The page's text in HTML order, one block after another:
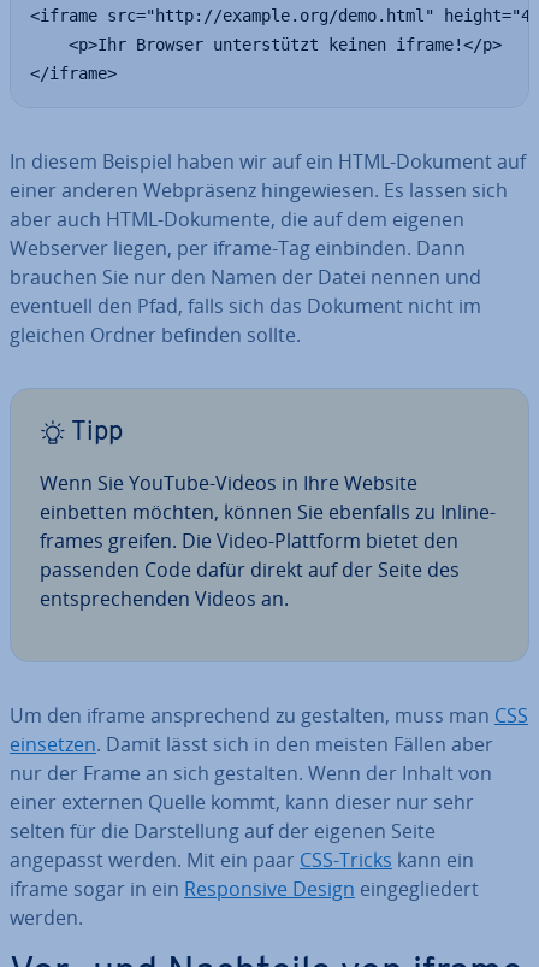
<iframe src="http://example.org/demo.html"
    <p>Ihr Browser unterstützt keinen iframe!</p>
</iframe>
In diesem Beispiel haben wir auf ein HTML-Dokument auf
einer anderen Web­prä­senz hin­ge­wie­sen. Es lassen sich
aber auch HTML-Dokumente, die auf dem eigenen
Webserver liegen, per iframe-Tag einbinden. Dann
brauchen Sie nur den Namen der Datei nennen und
eventuell den Pfad, falls sich das Dokument nicht im
gleichen Ordner befinden sollte.
Tipp
Wenn Sie YouTube-Videos in Ihre Website
einbetten möchten, können Sie ebenfalls zu In­line­
frames greifen. Die Video-Plattform bietet den
passenden Code dafür direkt auf der Seite des
ent­spre­chen­den Videos an.
Um den iframe an­spre­chend zu gestalten, muss man CSS
einsetzen. Damit lässt sich in den meisten Fällen aber
nur der Frame an sich gestalten. Wenn der Inhalt von
einer externen Quelle kommt, kann dieser nur sehr
selten für die Dar­stel­lung auf der eigenen Seite
angepasst werden. Mit ein paar CSS-Tricks kann ein
iframe sogar in ein Re­spon­si­ve Design ein­ge­glie­dert
werden.